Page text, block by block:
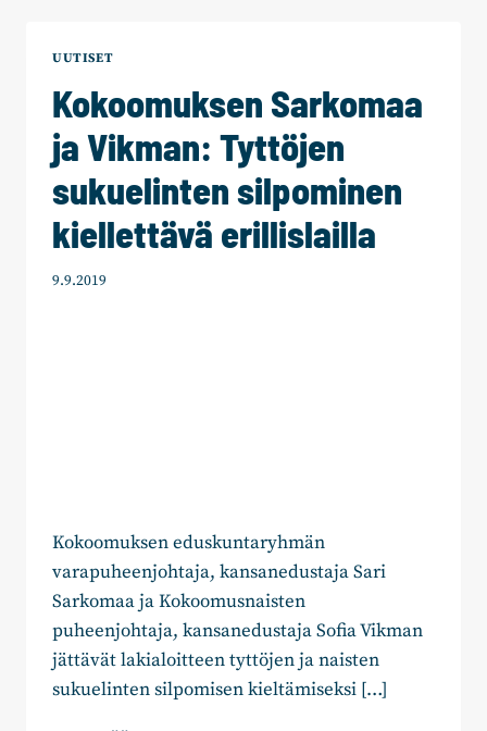
UUTISET
Kokoomuksen Sarkomaa
ja Vikman: Tyttöjen
sukuelinten silpominen
kiellettävä erillislailla
9.9.2019
Kokoomuksen eduskuntaryhmän
varapuheenjohtaja, kansanedustaja Sari
Sarkomaa ja Kokoomusnaisten
puheenjohtaja, kansanedustaja Sofia Vikman
jättävät lakialoitteen tyttöjen ja naisten
sukuelinten silpomisen kieltämiseksi […]